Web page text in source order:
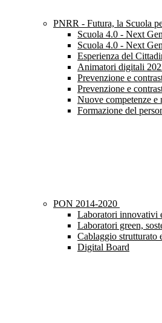
PNRR - Futura, la Scuola
Scuola 4.0 - Next
Scuola 4.0 - Next
Esperienza del
Animatori digitali
Prevenzione e
Prevenzione e
Nuove competenze
Formazione del
PON 2014-2020
Laboratori innovativi
Laboratori green,
Cablaggio strutturato
Digital Board